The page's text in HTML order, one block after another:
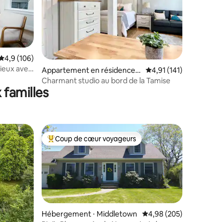
: 4,88 sur 5
moyenne sur la base de 106 commentaires : 4,9 sur 5
4,9 (106)
avec
Appartement en résidence ⋅
Newport
Évaluation moyenne
4,91 (141)
Charmant studio au bord de la Tamise
familles
Coups de cœur voyageurs les plus appréciés
Coup de cœur voyageurs
Hébergement ⋅ Middletown Évaluation moyenne
4,98 (205)